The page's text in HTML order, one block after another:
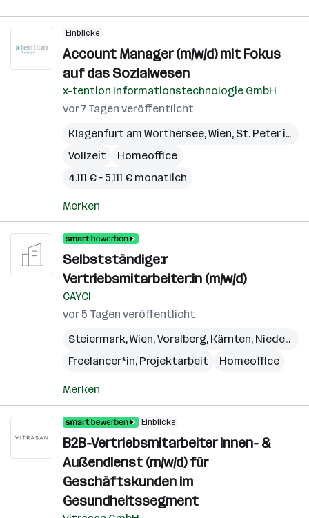
Einblicke
Account Manager (m/w/d) mit Fokus
auf das Sozialwesen
x-tention Informationstechnologie GmbH
vor 7 Tagen veröffentlicht
Klagenfurt am Wörthersee,Wien, St. Peter in der Au
Vollzeit
Homeoffice
4.111 € – 5.111 € monatlich
Merken
Selbstständige:r
Vertriebsmitarbeiter:in (m/w/d)
CAYCI
vor 5 Tagen veröffentlicht
Steiermark,Wien,Voralberg, Kärnten, Niederösterreich
Freelancer*in, Projektarbeit
Homeoffice
Merken
Einblicke
B2B-Vertriebsmitarbeiter Innen- &
Außendienst (m/w/d) für
Geschäftskunden im
Gesundheitssegment